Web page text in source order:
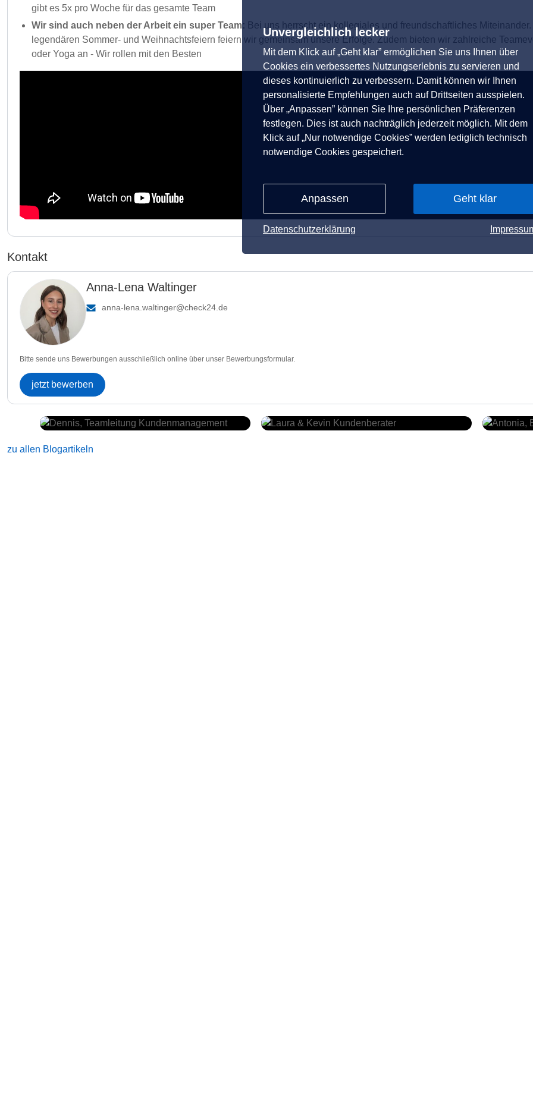
Unvergleichlich lecker
Mit dem Klick auf „Geht klar” ermöglichen Sie uns Ihnen über
Cookies ein verbessertes Nutzungserlebnis zu servieren und
dieses kontinuierlich zu verbessern. Damit können wir Ihnen
personalisierte Empfehlungen auch auf Drittseiten ausspielen.
Über „Anpassen” können Sie Ihre persönlichen Präferenzen
festlegen. Dies ist auch nachträglich jederzeit möglich. Mit dem
Klick auf „Nur notwendige Cookies” werden lediglich technisch
notwendige Cookies gespeichert.
Anpassen Geht klar
Datenschutzerklärung
gibt es 5x pro Woche für das gesamte Team
Wir sind auch neben der Arbeit ein super Team: Bei uns herrscht ein kollegiales und freundschaftliches
legendären Sommer- und Weihnachtsfeiern feiern wir gemeinsam unsere Erfolge. Zudem bieten wir zahlreiche
oder Yoga an - Wir rollen mit den Besten
Kontakt
Anna-Lena Waltinger
anna-lena.waltinger@check24.de
Bitte sende uns Bewerbungen ausschließlich online über unser Bewerbungsformular.
jetzt bewerben
zu allen Blogartikeln